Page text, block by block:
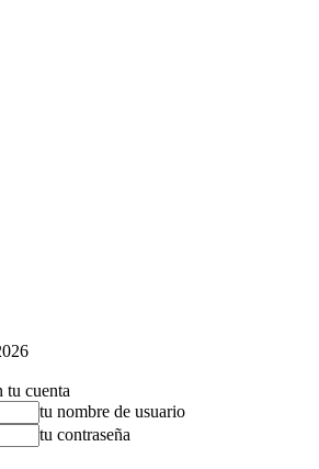
tu cuenta
tu nombre de usuario
tu contraseña